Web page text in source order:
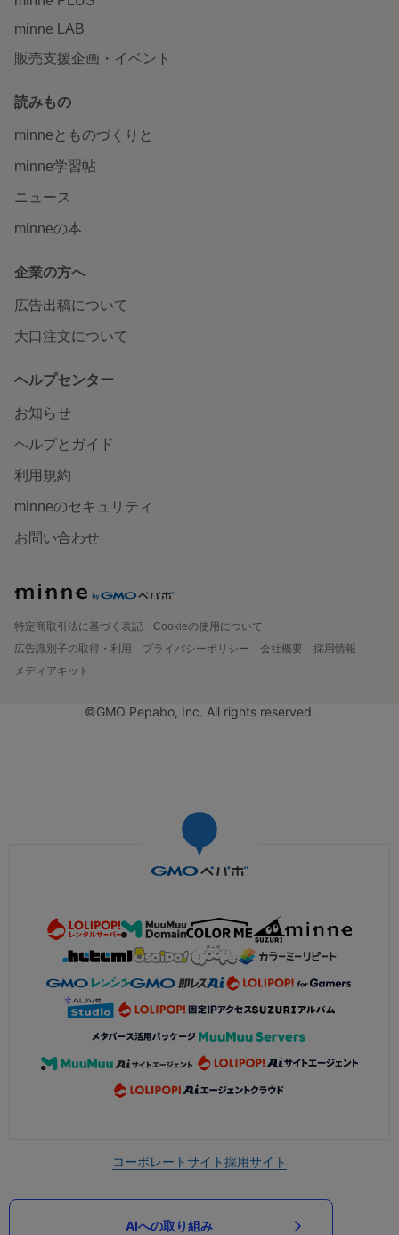
minne LAB
販売支援企画・イベント
読みもの
minneとものづくりと
minne学習帖
ニュース
minneの本
企業の方へ
広告出稿について
大口注文について
ヘルプセンター
お知らせ
ヘルプとガイド
利用規約
minneのセキュリティ
お問い合わせ
特定商取引法に基づく表記
Cookieの使用について
広告識別子の取得・利用
プライバシーポリシー 会社概要
採用情報
メディアキット
©GMO Pepabo, Inc. All rights reserved.
コーポレートサイト採用サイト
AIへの取り組み